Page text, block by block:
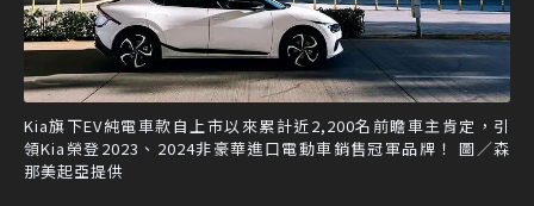
Kia旗下EV純電車款自上市以來累計近2,200名前瞻車主肯定，引
領Kia榮登2023、2024非豪華進口電動車銷售冠軍品牌！ 圖／森
那美起亞提供